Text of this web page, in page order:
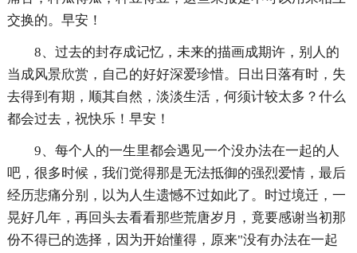
交换的。早安！
8、过去的封存成记忆，未来的描画成期许，别人的
当成风景欣赏，自己的好好深爱珍惜。日出日落有时，失
去得到有期，顺其自然，淡淡生活，何须计较太多？什么
都会过去，祝快乐！早安！
9、每个人的一生里都会遇见一个没办法在一起的人
吧，很多时候，我们觉得那是无法抵御的强烈爱情，最后
经历悲痛分别，以为人生遗憾不过如此了。时过境迁，一
晃好几年，再回头去看看那些荒唐岁月，竟要感谢当初那
份不得已的选择，因为开始懂得，原来"没有办法在一起